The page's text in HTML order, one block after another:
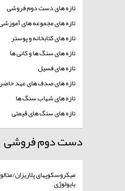
تازه های دست دوم فروشی
تازه های مجموعه های
تازه های کتابخانه و پوستر
تازه های سنگ ها و کانی ها
تازه های فسیل
تازه های صدف های عهد حاضر
تازه های شهاب سنگ ها
تازه های سنگ های قیمتی
دست دوم فروشی
میکروسکوپهای پلاریزان/
بایولوژی